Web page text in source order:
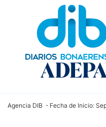
Agencia DIB - Fecha de Inicio: